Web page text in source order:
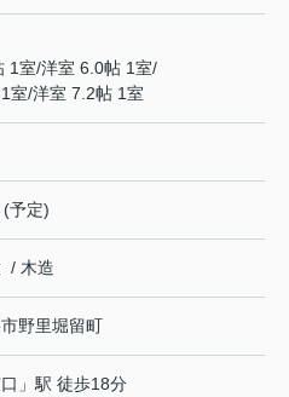
1室/洋室 6.0帖 1室/
室/洋室 7.2帖 1室
予定)
/ 木造
野里堀留町
」駅 徒歩18分